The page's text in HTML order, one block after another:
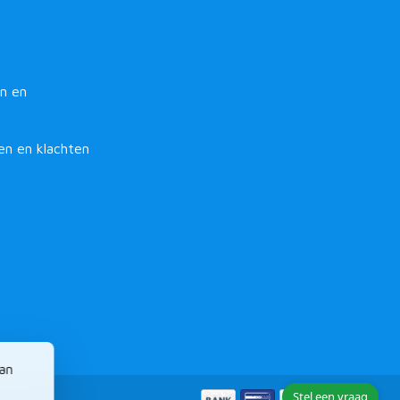
en
en klachten